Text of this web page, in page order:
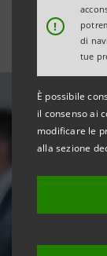
!
di
tue
È possibile
il consenso ai
modificare le
alla sezione